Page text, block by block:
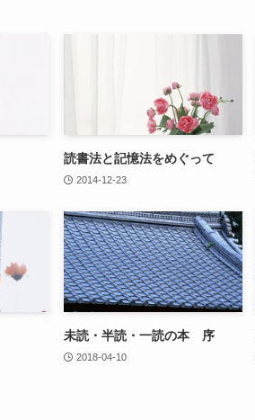
読書法と記憶法をめぐって
2014-12-23
未読・半読・一読の本 序
2018-04-10